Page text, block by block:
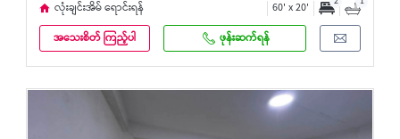
လုံးချင်းအိမ် ရောင်းရန် 60' x 20'
အသေးစိတ် ကြည့်ပါ ဖုန်းဆက်ရန်